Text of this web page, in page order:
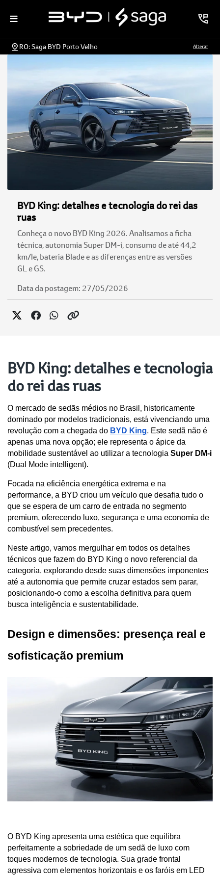
RO: Saga BYD Porto Velho Alterar
BYD King: detalhes e tecnologia do rei das
ruas
Conheça o novo BYD King 2026. Analisamos a ficha
técnica, autonomia Super DM-i, consumo de até 44,2
km/le, bateria Blade e as diferenças entre as versões
GL e GS.
Data da postagem: 27/05/2026
BYD King: detalhes e tecnologia
do rei das ruas
O mercado de sedãs médios no Brasil, historicamente
dominado por modelos tradicionais, está vivenciando uma
revolução com a chegada do BYD King. Este sedã não é
apenas uma nova opção; ele representa o ápice da
mobilidade sustentável ao utilizar a tecnologia Super DM-i
(Dual Mode intelligent).
Focada na eficiência energética extrema e na
performance, a BYD criou um veículo que desafia tudo o
que se espera de um carro de entrada no segmento
premium, oferecendo luxo, segurança e uma economia de
combustível sem precedentes.
Neste artigo, vamos mergulhar em todos os detalhes
técnicos que fazem do BYD King o novo referencial da
categoria, explorando desde suas dimensões imponentes
até a autonomia que permite cruzar estados sem parar,
posicionando-o como a escolha definitiva para quem
busca inteligência e sustentabilidade.
Design e dimensões: presença real e
sofisticação premium
O BYD King apresenta uma estética que equilibra
perfeitamente a sobriedade de um sedã de luxo com
toques modernos de tecnologia. Sua grade frontal
agressiva com elementos horizontais e os faróis em LED